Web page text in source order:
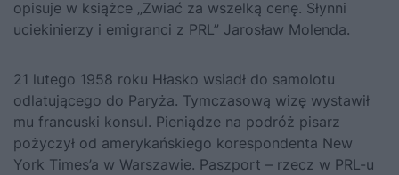
opisuje w książce „Zwiać za wszelką cenę. Słynni
uciekinierzy i emigranci z PRL” Jarosław Molenda.
21 lutego 1958 roku Hłasko wsiadł do samolotu
odlatującego do Paryża. Tymczasową wizę wystawił
mu francuski konsul. Pieniądze na podróż pisarz
pożyczył od amerykańskiego korespondenta New
York Times’a w Warszawie. Paszport – rzecz w PRL-u